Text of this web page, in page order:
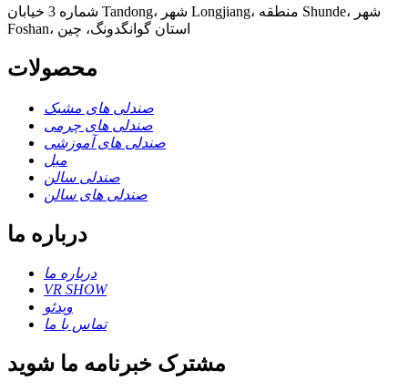
شماره 3 خیابان Tandong، شهر Longjiang، منطقه Shunde، شهر
Foshan، استان گوانگدونگ، چین
محصولات
صندلی های مشبک
صندلی های چرمی
صندلی های آموزشی
مبل
صندلی سالن
صندلی های سالن
درباره ما
درباره ما
VR SHOW
ویدئو
تماس با ما
مشترک خبرنامه ما شوید